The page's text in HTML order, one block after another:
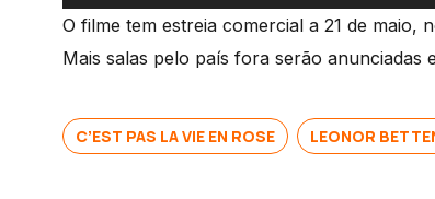
de
O filme tem estreia comercial a 21 de maio,
Mais salas pelo país fora serão anunciadas
C’EST PAS LA VIE EN ROSE LEONOR